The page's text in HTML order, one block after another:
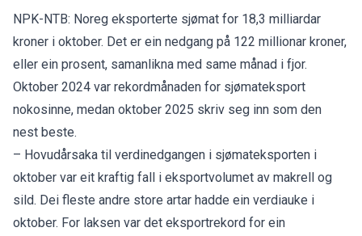
NPK-NTB: Noreg eksporterte sjømat for 18,3 milliardar
kroner i oktober. Det er ein nedgang på 122 millionar kroner,
eller ein prosent, samanlikna med same månad i fjor.
Oktober 2024 var rekordmånaden for sjømateksport
nokosinne, medan oktober 2025 skriv seg inn som den
nest beste.
– Hovudårsaka til verdinedgangen i sjømateksporten i
oktober var eit kraftig fall i eksportvolumet av makrell og
sild. Dei fleste andre store artar hadde ein verdiauke i
oktober. For laksen var det eksportrekord for ein